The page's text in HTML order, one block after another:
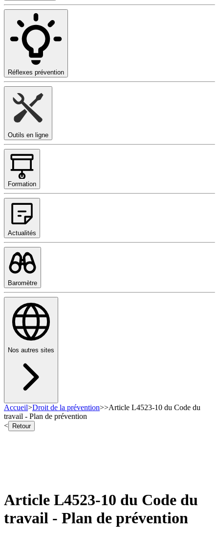
Réflexes prévention
Outils en ligne
Formation
Actualités
Baromètre
Nos autres sites
Accueil>Droit de la prévention>>Article L4523-10 du Code du
travail - Plan de prévention
<
Retour
Article L4523-10 du Code du
travail - Plan de prévention